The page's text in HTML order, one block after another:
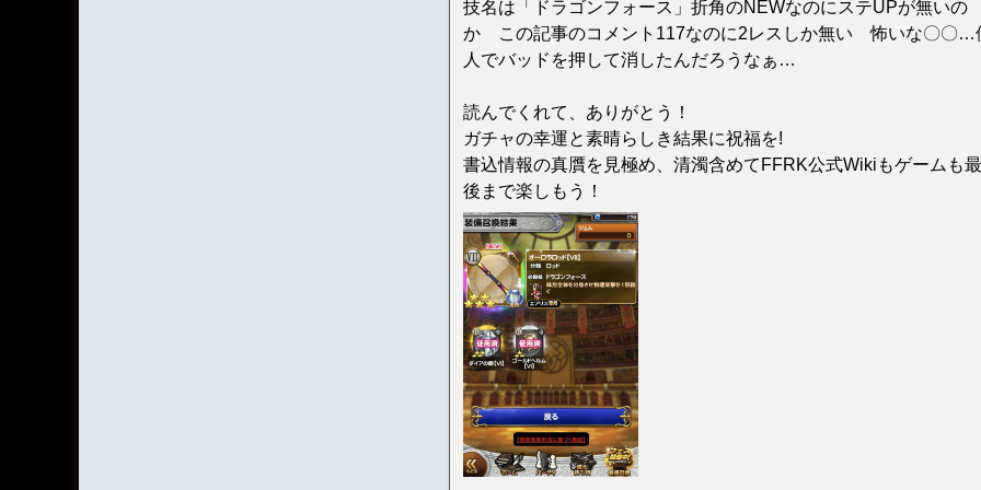
技名は「ドラゴンフォース」折角のNEWなのにステUPが無いの
か この記事のコメント117なのに2レスしか無い 怖いな〇〇…
人でバッドを押して消したんだろうなぁ…
読んでくれて、ありがとう！
ガチャの幸運と素晴らしき結果に祝福を!
書込情報の真贋を見極め、清濁含めてFFRK公式Wikiもゲームも最
後まで楽しもう！